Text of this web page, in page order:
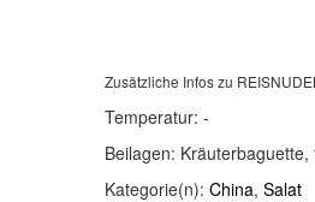
Zusätzliche Infos zu
Temperatur: -
Beilagen:
Kategorie(n): China, Salat